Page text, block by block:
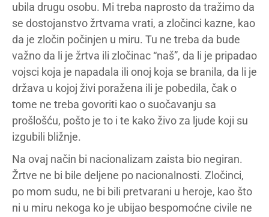
ubila drugu osobu. Mi treba naprosto da tražimo da
se dostojanstvo žrtvama vrati, a zločinci kazne, kao
da je zločin počinjen u miru. Tu ne treba da bude
važno da li je žrtva ili zločinac “naš”, da li je pripadao
vojsci koja je napadala ili onoj koja se branila, da li je
država u kojoj živi poražena ili je pobedila, čak o
tome ne treba govoriti kao o suočavanju sa
prošlošću, pošto je to i te kako živo za ljude koji su
izgubili bližnje.
Na ovaj način bi nacionalizam zaista bio negiran.
Žrtve ne bi bile deljene po nacionalnosti. Zločinci,
po mom sudu, ne bi bili pretvarani u heroje, kao što
ni u miru nekoga ko je ubijao bespomoćne civile ne